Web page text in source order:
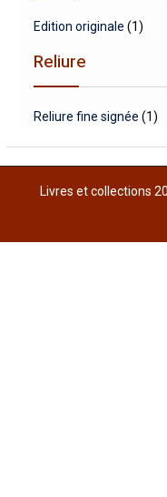
Edition originale (1)
Reliure
Reliure fine signée (1)
Livres et collections